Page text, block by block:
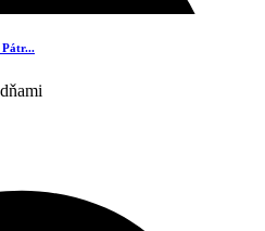
Pátr...